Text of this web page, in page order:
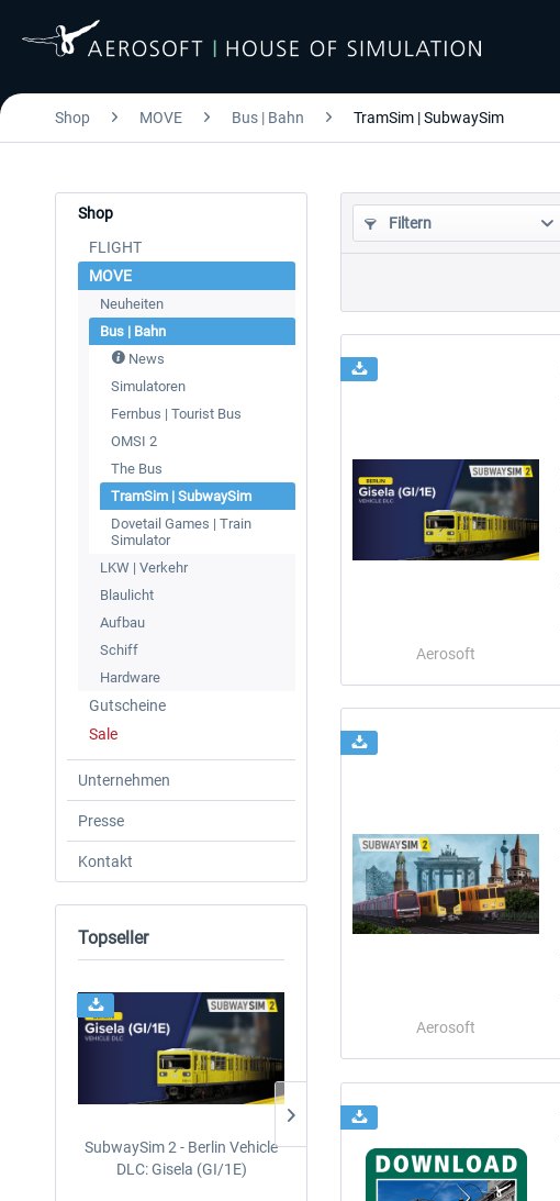
Shop MOVE Bus | Bahn TramSim | SubwaySim
Shop
FLIGHT
MOVE
Neuheiten
Bus | Bahn
News
Simulatoren
Fernbus | Tourist Bus
OMSI 2
The Bus
TramSim | SubwaySim
Dovetail Games | Train
Simulator
LKW | Verkehr
Blaulicht
Aufbau
Schiff
Hardware
Gutscheine
Sale
Unternehmen
Presse
Kontakt
Topseller
SubwaySim 2 - Berlin Vehicle
DLC: Gisela (GI/1E)
SubwaySim 2
Filtern
Aerosoft
Aerosoft